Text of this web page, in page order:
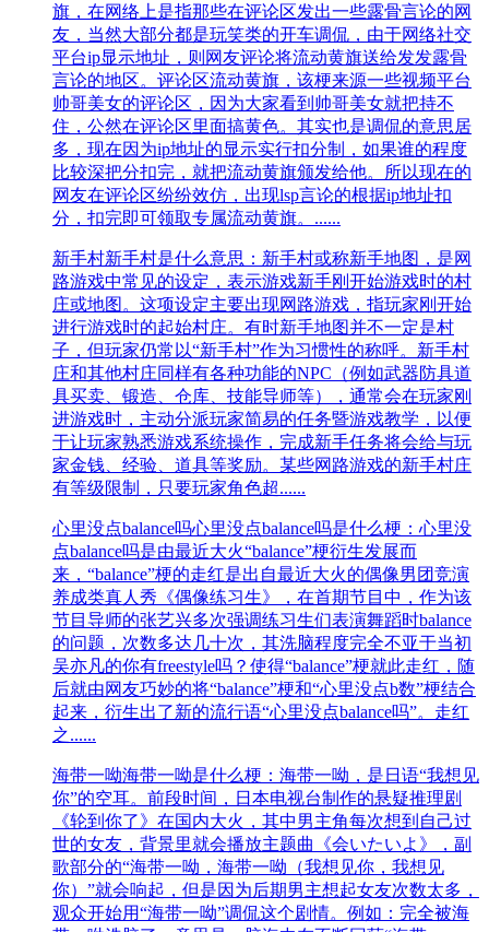
旗，在网络上是指那些在评论区发出一些露骨言论的网
友，当然大部分都是玩笑类的开车调侃，由于网络社交
平台ip显示地址，则网友评论将流动黄旗送给发发露骨
言论的地区。评论区流动黄旗，该梗来源一些视频平台
帅哥美女的评论区，因为大家看到帅哥美女就把持不
住，公然在评论区里面搞黄色。其实也是调侃的意思居
多，现在因为ip地址的显示实行扣分制，如果谁的程度
比较深把分扣完，就把流动黄旗颁发给他。所以现在的
网友在评论区纷纷效仿，出现lsp言论的根据ip地址扣
分，扣完即可领取专属流动黄旗。......
新手村新手村是什么意思：新手村或称新手地图，是网
路游戏中常见的设定，表示游戏新手刚开始游戏时的村
庄或地图。这项设定主要出现网路游戏，指玩家刚开始
进行游戏时的起始村庄。有时新手地图并不一定是村
子，但玩家仍常以“新手村”作为习惯性的称呼。新手村
庄和其他村庄同样有各种功能的NPC（例如武器防具道
具买卖、锻造、仓库、技能导师等），通常会在玩家刚
进游戏时，主动分派玩家简易的任务暨游戏教学，以便
于让玩家熟悉游戏系统操作，完成新手任务将会给与玩
家金钱、经验、道具等奖励。某些网路游戏的新手村庄
有等级限制，只要玩家角色超......
心里没点balance吗心里没点balance吗是什么梗：心里没
点balance吗是由最近大火“balance”梗衍生发展而
来，“balance”梗的走红是出自最近大火的偶像男团竞演
养成类真人秀《偶像练习生》，在首期节目中，作为该
节目导师的张艺兴多次强调练习生们表演舞蹈时balance
的问题，次数多达几十次，其洗脑程度完全不亚于当初
吴亦凡的你有freestyle吗？使得“balance”梗就此走红，随
后就由网友巧妙的将“balance”梗和“心里没点b数”梗结合
起来，衍生出了新的流行语“心里没点balance吗”。走红
之......
海带一呦海带一呦是什么梗：海带一呦，是日语“我想见
你”的空耳。前段时间，日本电视台制作的悬疑推理剧
《轮到你了》在国内大火，其中男主角每次想到自己过
世的女友，背景里就会播放主题曲《会いたいよ》，副
歌部分的“海带一呦，海带一呦（我想见你，我想见
你）”就会响起，但是因为后期男主想起女友次数太多，
观众开始用“海带一呦”调侃这个剧情。例如：完全被海